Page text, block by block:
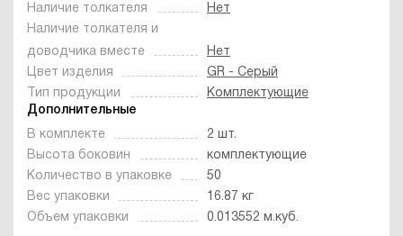
Наличие толкателя
Нет
Наличие толкателя и
доводчика вместе
Нет
Цвет изделия
GR - Серый
Тип продукции
Комплектующие
Дополнительные
В комплекте
2 шт.
Высота боковин
комплектующие
Количество в упаковке
50
Вес упаковки
16.87 кг
Объем упаковки
0.013552 м.куб.